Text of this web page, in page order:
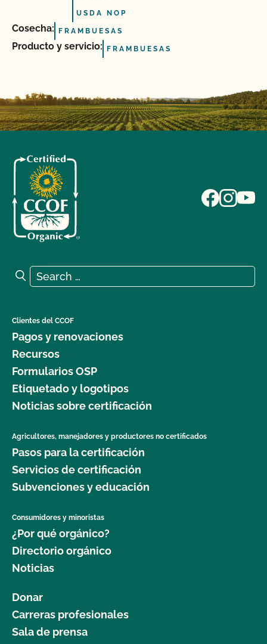
USDA NOP
Cosecha: FRAMBUESAS
Producto y servicio: FRAMBUESAS
Search for:
Search
Clientes del CCOF
Pagos y renovaciones
Recursos
Formularios OSP
Etiquetado y logotipos
Noticias sobre certificación
Agricultores, manejadores y productores no certificados
Pasos para la certificación
Servicios de certificación
Subvenciones y educación
Consumidores y minoristas
¿Por qué orgánico?
Directorio orgánico
Noticias
Donar
Carreras profesionales
Sala de prensa